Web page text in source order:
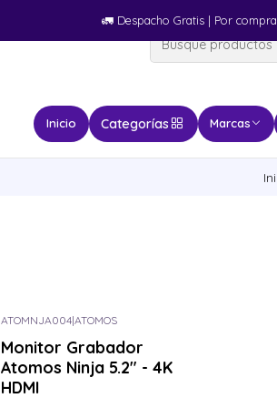
Inicio Categorías Marcas
🚛​ Despacho Gratis | Por
ATOMNJA004|ATOMOS
Monitor Grabador
Atomos Ninja 5.2" - 4K
HDMI